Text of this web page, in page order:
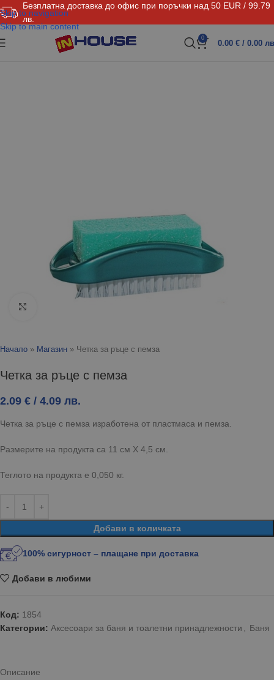
Безплатна доставка до офис при поръчки над 50 EUR / 99.79
лв.
Skip to navigation
Skip to main content
0
0.00 € / 0.00
Начало » Магазин » Четка за ръце с пемза
Четка за ръце с пемза
2.09 € / 4.09 лв.
Четка за ръце с пемза изработена от пластмаса и пемза.
Размерите на продукта са 11 см Х 4,5 см.
Теглото на продукта е 0,050 кг.
Добави в количката
100% сигурност – плащане при доставка
Добави в любими
Код: 1854
Категории: Аксесоари за баня и тоалетни принадлежности Баня
Описание